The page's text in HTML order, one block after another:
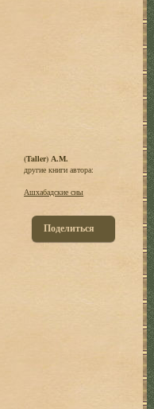
(Taller) А.М.
другие книги автора:
Ашхабадские сны
Поделиться